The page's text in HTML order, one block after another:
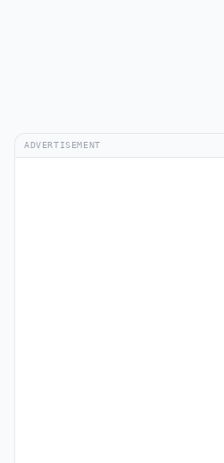
ADVERTISEMENT